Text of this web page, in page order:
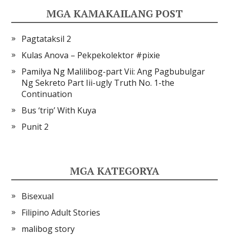
MGA KAMAKAILANG POST
Pagtataksil 2
Kulas Anova – Pekpekolektor #pixie
Pamilya Ng Malilibog-part Vii: Ang Pagbubulgar
Ng Sekreto Part Iii-ugly Truth No. 1-the
Continuation
Bus ‘trip’ With Kuya
Punit 2
MGA KATEGORYA
Bisexual
Filipino Adult Stories
malibog story